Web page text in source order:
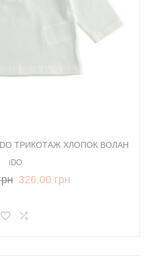
ТРИКОТАЖ ХЛОПОК ВОЛАН
iDO
326,00 грн